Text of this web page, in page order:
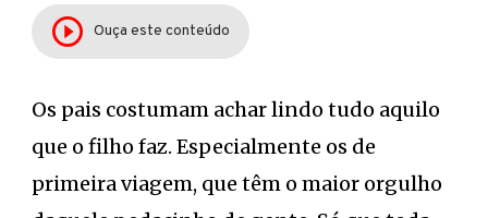
Ouça este conteúdo
Os pais costumam achar lindo tudo aquilo
que o filho faz. Especialmente os de
primeira viagem, que têm o maior orgulho